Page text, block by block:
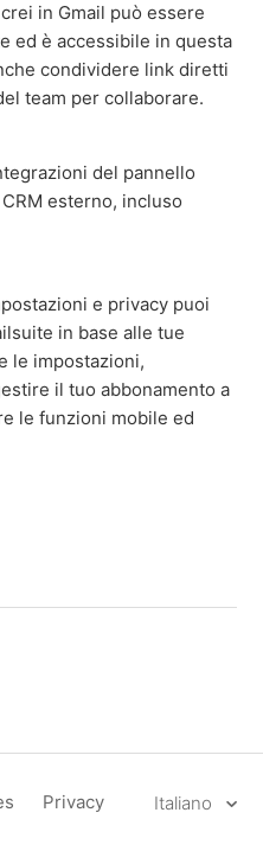
in Gmail può essere
ed è accessibile in questa
condividere link diretti
team per collaborare.
del pannello
esterno, incluso
e privacy puoi
in base alle tue
le impostazioni,
il tuo abbonamento a
le funzioni mobile ed
Privacy Italiano